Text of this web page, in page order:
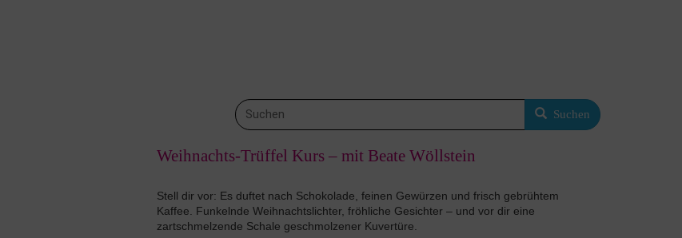
Suchen
Weihnachts-Trüffel Kurs – mit Beate Wöllstein
Stell dir vor: Es duftet nach Schokolade, feinen Gewürzen und frisch gebrühtem
Kaffee. Funkelnde Weihnachtslichter, fröhliche Gesichter – und vor dir eine
zartschmelzende Schale geschmolzener Kuvertüre.